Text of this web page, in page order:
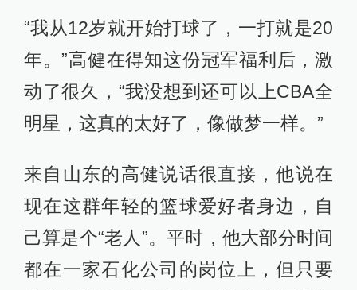
“我从12岁就开始打球了，一打就是20
年。”高健在得知这份冠军福利后，激
动了很久，“我没想到还可以上CBA全
明星，这真的太好了，像做梦一样。”
来自山东的高健说话很直接，他说在
现在这群年轻的篮球爱好者身边，自
己算是个“老人”。平时，他大部分时间
都在一家石化公司的岗位上，但只要